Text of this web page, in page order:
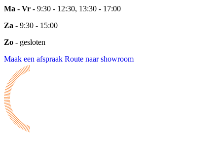
Ma - Vr - 9:30 - 12:30, 13:30 - 17:00
Za - 9:30 - 15:00
Zo - gesloten
Maak een afspraak Route naar showroom